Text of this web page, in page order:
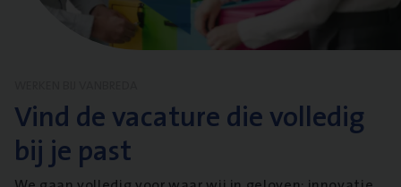
Vind de vacature die volledig
bij je past